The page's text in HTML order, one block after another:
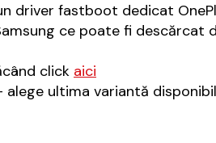
driver fastboot dedicat
ce poate fi descărcat
click aici
alege ultima variantă